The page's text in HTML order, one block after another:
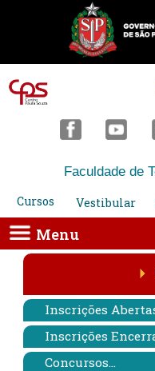
Faculdade de
Cursos
Vestibular
Menu
Inscrições
Inscrições
Concursos...